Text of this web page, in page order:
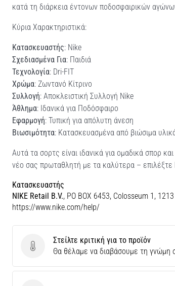
κατά τη διάρκεια έντονων ποδοσφαιρικών
Κύρια Χαρακτηριστικά:
Κατασκευαστής: Nike
Σχεδιασμένα Για: Παιδιά
Τεχνολογία: Dri-FIT
Χρώμα: Ζωντανό Κίτρινο
Συλλογή: Αποκλειστική Συλλογή Nike
Άθλημα: Ιδανικά για Ποδόσφαιρο
Εφαρμογή: Τυπική για απόλυτη άνεση
Βιωσιμότητα: Κατασκευασμένα από βιώσιμα
Αυτά τα σορτς είναι ιδανικά για ομαδικά σπορ
νέο σας πρωταθλητή με τα καλύτερα – επιλέξτε
Κατασκευαστής
NIKE Retail B.V., PO BOX 6453, Colosseum 1,
https://www.nike.com/help/
Στείλτε κριτική για το προϊόν
Στείλτε κριτική για το προϊόν
Θα θέλαμε να διαβάσουμε τη γνώμη